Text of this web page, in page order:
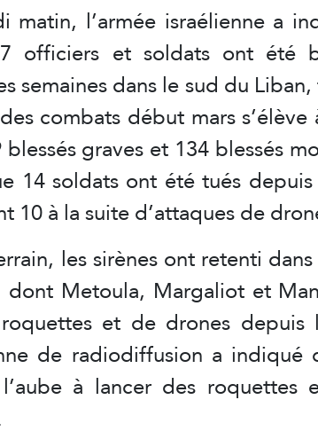
matin, l’armée israélienne a
officiers et soldats ont été
semaines dans le sud du
combats début mars
graves et 134 blessés
14 soldats ont été tués
10 à la suite d’attaques de
les sirènes ont retenti
dont Metoula, Margaliot et
et de drones depuis
de radiodiffusion a
à lancer des